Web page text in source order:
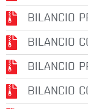
VISITA
PRESS
BILANCIO
BILANCIO
BILANCIO
BILANCIO